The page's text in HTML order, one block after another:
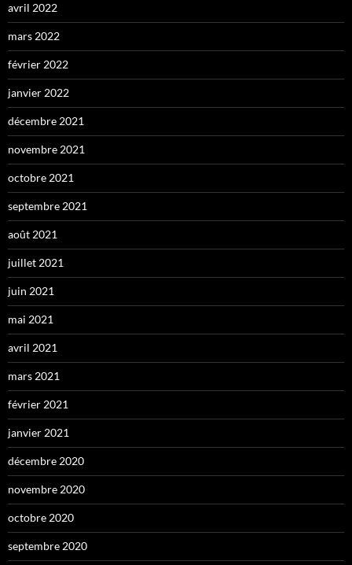
avril 2022
mars 2022
février 2022
janvier 2022
décembre 2021
novembre 2021
octobre 2021
septembre 2021
août 2021
juillet 2021
juin 2021
mai 2021
avril 2021
mars 2021
février 2021
janvier 2021
décembre 2020
novembre 2020
octobre 2020
septembre 2020